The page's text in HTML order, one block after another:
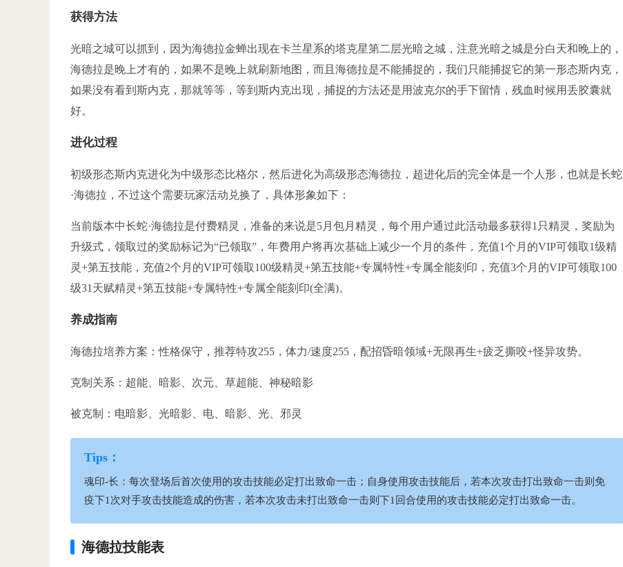
获得方法
光暗之城可以抓到，因为海德拉金蝉出现在卡兰星系的塔克星第二层光暗之城，注意光暗之城是分白天和晚上的，
海德拉是晚上才有的，如果不是晚上就刷新地图，而且海德拉是不能捕捉的，我们只能捕捉它的第一形态斯内克，
如果没有看到斯内克，那就等等，等到斯内克出现，捕捉的方法还是用波克尔的手下留情，残血时候用丢胶囊就
好。
进化过程
初级形态斯内克进化为中级形态比格尔，然后进化为高级形态海德拉，超进化后的完全体是一个人形，也就是长蛇
·海德拉，不过这个需要玩家活动兑换了，具体形象如下：
当前版本中长蛇·海德拉是付费精灵，准备的来说是5月包月精灵，每个用户通过此活动最多获得1只精灵，奖励为
升级式，领取过的奖励标记为“已领取”，年费用户将再次基础上减少一个月的条件，充值1个月的VIP可领取1级精
灵+第五技能，充值2个月的VIP可领取100级精灵+第五技能+专属特性+专属全能刻印，充值3个月的VIP可领取100
级31天赋精灵+第五技能+专属特性+专属全能刻印(全满)。
养成指南
海德拉培养方案：性格保守，推荐特攻255，体力/速度255，配招昏暗领域+无限再生+疲乏撕咬+怪异攻势。
克制关系：超能、暗影、次元、草超能、神秘暗影
被克制：电暗影、光暗影、电、暗影、光、邪灵
魂印-长：每次登场后首次使用的攻击技能必定打出致命一击；自身使用攻击技能后，若本次攻击打出致命一击则免
疫下1次对手攻击技能造成的伤害，若本次攻击未打出致命一击则下1回合使用的攻击技能必定打出致命一击。
海德拉技能表